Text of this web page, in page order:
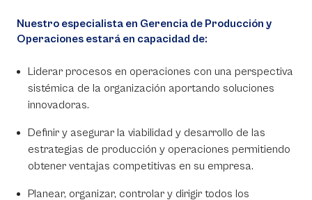
Nuestro especialista en Gerencia de Producción y
Operaciones estará en capacidad de:
Liderar procesos en operaciones con una perspectiva
sistémica de la organización aportando soluciones
innovadoras.
Definir y asegurar la viabilidad y desarrollo de las
estrategias de producción y operaciones permitiendo
obtener ventajas competitivas en su empresa.
Planear, organizar, controlar y dirigir todos los